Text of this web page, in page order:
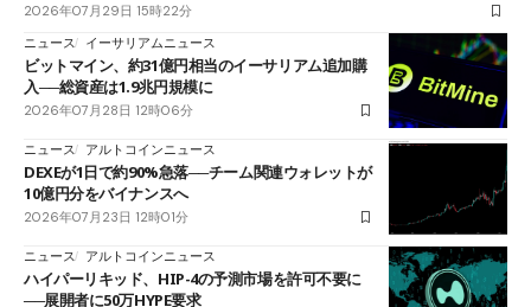
2026年07月29日 15時22分
ニュース
イーサリアムニュース
ビットマイン、約31億円相当のイーサリアム追加購
入──総資産は1.9兆円規模に
2026年07月28日 12時06分
ニュース アルトコインニュース
DEXEが1日で約90%急落──チーム関連ウォレットが
10億円分をバイナンスへ
2026年07月23日 12時01分
ニュース アルトコインニュース
ハイパーリキッド、HIP-4の予測市場を許可不要に
──展開者に50万HYPE要求